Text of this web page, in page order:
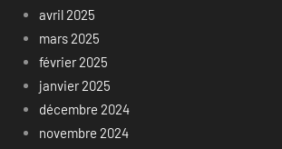
avril 2025
mars 2025
février 2025
janvier 2025
décembre 2024
novembre 2024